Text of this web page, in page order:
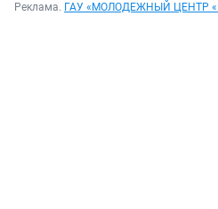
Реклама. ГАУ «МОЛОДЕЖНЫЙ ЦЕНТР